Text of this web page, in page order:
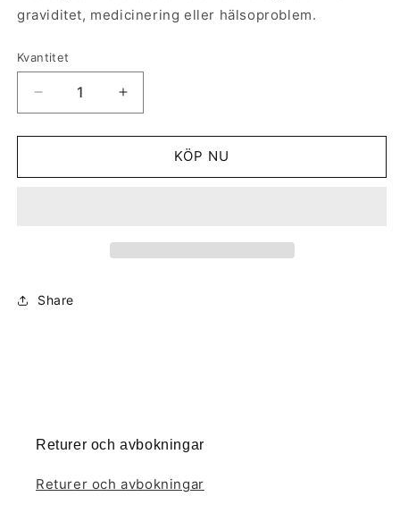
graviditet, medicinering eller hälsoproblem.
Kvantitet
Minska
kvantitet
för
(Ekologisk),
Öka
kvantitet
för
Snärjmåra
(Ekologisk),
KÖP NU
Share
Returer och avbokningar
Returer och avbokningar